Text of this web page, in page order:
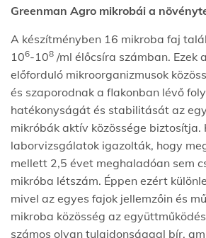
Greenman Agro mikrobái a
A készítményben 16 mikroba faj
106-108 /ml élőcsíra számban. Ezek
előforduló mikroorganizmusok
és szaporodnak a flakonban lévő
hatékonyságát és stabilitását az
mikróbák aktív közössége biztosítja.
laborvizsgálatok igazolták, hogy
mellett 2,5 évet meghaladóan sem
mikróba létszám. Éppen ezért
mivel az egyes fajok jellemzőin és
mikroba közösség az
számos olyan tulajdonsággal bír,